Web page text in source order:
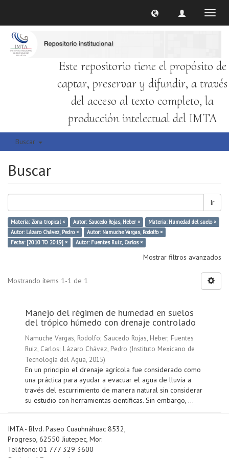
Este repositorio tiene el propósito de
captar, preservar y difundir, a través
del acceso al texto completo, la
producción intelectual del IMTA
Buscar
Buscar
Ir
Materia: Zona tropical × Autor: Saucedo Rojas, Heber ×
Materia: Humedad del suelo ×
Autor: Lázaro Chávez, Pedro ×
Autor: Namuche Vargas, Rodolfo ×
Fecha: [2010 TO 2019] ×
Autor: Fuentes Ruiz, Carlos ×
Mostrar filtros avanzados
Mostrando ítems 1-1 de 1
Manejo del régimen de humedad en suelos
del trópico húmedo con drenaje controlado
Namuche Vargas, Rodolfo; Saucedo Rojas, Heber; Fuentes
Ruiz, Carlos; Lázaro Chávez, Pedro (Instituto Mexicano de
Tecnología del Agua, 2015)
En un principio el drenaje agrícola fue considerado como
una práctica para ayudar a evacuar el agua de lluvia a
través del escurrimiento de manera natural sin considerar
su estudio con herramientas científicas. Sin embargo, ...
IMTA - Blvd. Paseo Cuauhnáhuac 8532,
Progreso, 62550 Jiutepec, Mor.
Teléfono: 01 777 329 3600